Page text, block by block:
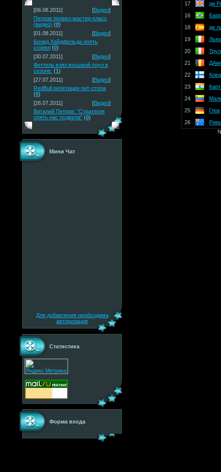
[06.08.2011] [Видео]
Петров провел мастер-класс
(видео) (0)
[01.08.2011]
[Видео]
Болид Хайдфельда опять
сгорел (0)
[30.07.2011]
[Видео]
Феттель взял восьмой поул в
сезоне. (1)
[27.07.2011]
[Видео]
RedBull репетиция пит-стопа
(0)
[26.07.2011]
[Видео]
Виталий Петров: "Стратегия
опять нас подвела" (0)
Мини Чат
Для добавления необходима
авторизация
Статистика
Форма входа
17
ди
16
18
де
19
20
21
22
23
24
25
Глок
26